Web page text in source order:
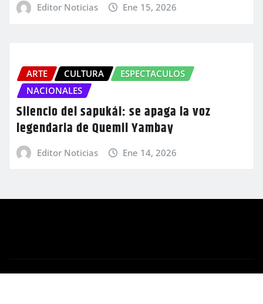
Editor Noticias Ene 15, 2026
ARTE CULTURA
ESPECTACULOS
NACIONALES
Silencio del sapukái: se apaga la voz
legendaria de Quemil Yambay
Editor Noticias Ene 14, 2026